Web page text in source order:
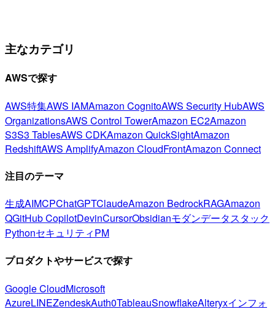
主なカテゴリ
AWSで探す
AWS特集AWS IAMAmazon CognitoAWS Security HubAWS
OrganizationsAWS Control TowerAmazon EC2Amazon
S3S3 TablesAWS CDKAmazon QuickSightAmazon
RedshiftAWS AmplifyAmazon CloudFrontAmazon Connect
注目のテーマ
生成AIMCPChatGPTClaudeAmazon BedrockRAGAmazon
QGitHub CopilotDevinCursorObsidianモダンデータスタック
PythonセキュリティPM
プロダクトやサービスで探す
Google CloudMicrosoft
AzureLINEZendeskAuth0TableauSnowflakeAlteryxインフォ